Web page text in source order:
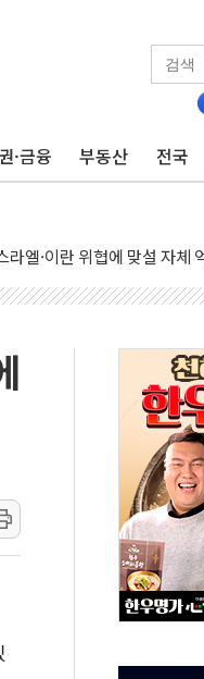
·금융 부동산 전국
낮아지며 상승… STOXX
"
제동
각
도체주 '활짝'
…나스닥 선물 1%대 상승
상 기대 후퇴
어·태양광주↑ VS 트레이드
끝까지 찾겠다"
집중 완화 전환점"